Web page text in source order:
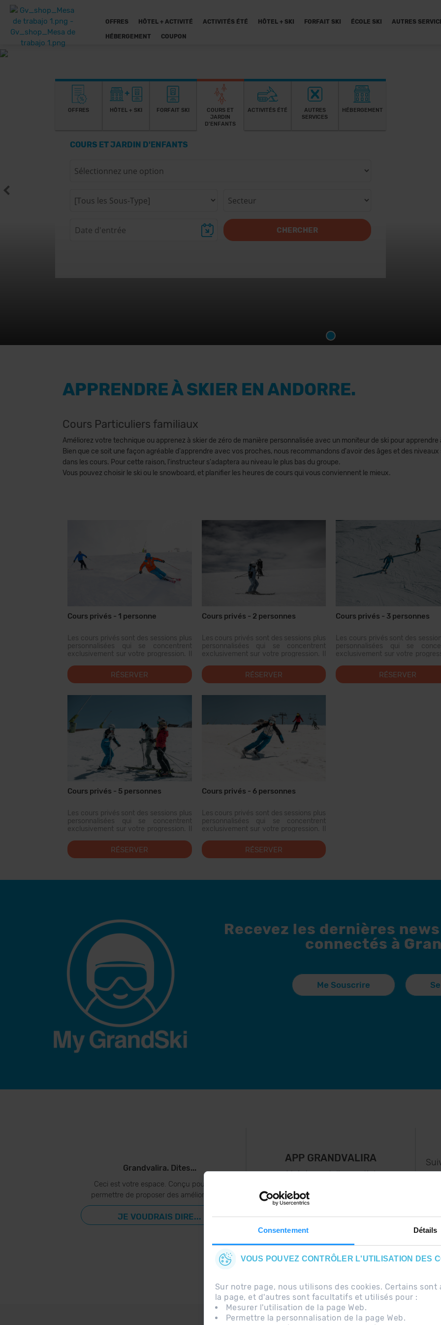
Consentement Détails
VOUS POUVEZ CONTRÔLER L'UTILISATION DES
Sur notre page, nous utilisons des cookies. Certains
la page, et d'autres sont facultatifs et utilisés pour :
Mesurer l'utilisation de la page Web.
Permettre la personnalisation de la page Web.
OFFRES HÔTEL + ACTIVITÉ ACTIVITÉS ÉTÉ HÔTEL + SKI FORFAIT SKI ÉCOLE SKI AUTRES
HÉBERGEMENT COUPON
OFFRES HÔTEL + SKI FORFAIT SKI
COURS ET
JARDIN
D'ENFANTS
ACTIVITÉS ÉTÉ
AUTRES
SERVICES
HÉBERGEMENT
COURS ET JARDIN D'ENFANTS
CHERCHER
APPRENDRE À SKIER EN ANDORRE.
Cours Particuliers familiaux
Améliorez votre technique ou apprenez à skier de zéro de manière personnalisée avec un moniteur de ski pour
Bien que ce soit une façon agréable d'apprendre avec vos proches, nous recommandons d'avoir des âges et des
dans les cours. Pour cette raison, l'instructeur s'adaptera au niveau le plus bas du groupe.
Vous pouvez choisir le ski ou le snowboard, et planifier les heures de cours qui vous conviennent le mieux.
Cours privés - 1 personne
Les cours privés sont des sessions plus
personnalisées qui se concentrent
exclusivement sur votre progression. Il
niveaux similaires pour assurer une
progression adéquate dans les cours
privés. Le pro...
RÉSERVER
Cours privés - 2 personnes
Les cours privés sont des sessions plus
personnalisées qui se concentrent
exclusivement sur votre progression. Il
niveaux similaires pour assurer une
progression adéqu...
RÉSERVER
Cours privés - 3 personnes
Les cours privés sont des
personnalisées qui se
exclusivement sur votre
niveaux similaires pour
progression adéqua...
RÉSERVER
Cours privés - 5 personnes
Les cours privés sont des sessions plus
personnalisées qui se concentrent
exclusivement sur votre progression. Il
niveaux similaires pour assurer une
progression adéqu...
RÉSERVER
Cours privés - 6 personnes
Les cours privés sont des sessions plus
personnalisées qui se concentrent
exclusivement sur votre progression. Il
niveaux similaires pour assurer une
progression adéqu...
RÉSERVER
Recevez les dernières
connectés à
Me Souscrire
Grandvalira. Dites...
Ceci est votre espace. Conçu pour vous
permettre de proposer des améliorations..
JE VOUDRAIS DIRE...
APP GRANDVALIRA
Maintenant, l'essentiel